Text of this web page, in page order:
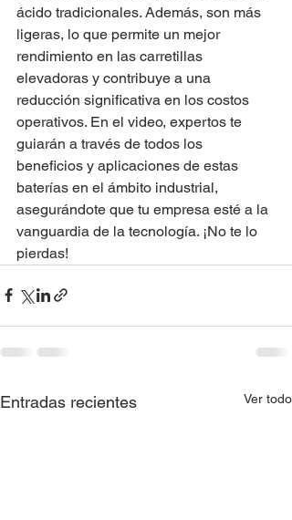
ácido tradicionales. Además, son más
ligeras, lo que permite un mejor
rendimiento en las carretillas
elevadoras y contribuye a una
reducción significativa en los costos
operativos. En el video, expertos te
guiarán a través de todos los
beneficios y aplicaciones de estas
baterías en el ámbito industrial,
asegurándote que tu empresa esté a la
vanguardia de la tecnología. ¡No te lo
pierdas!
Entradas recientes Ver todo